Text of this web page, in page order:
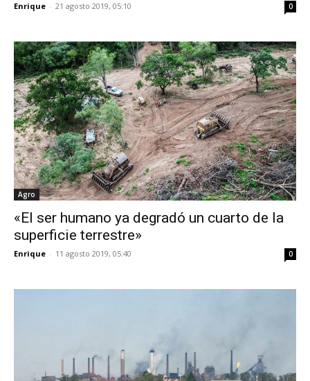
Enrique - 21 agosto 2019, 05:10 0
Agro
«El ser humano ya degradó un cuarto de la
superficie terrestre»
Enrique - 11 agosto 2019, 05:40 0